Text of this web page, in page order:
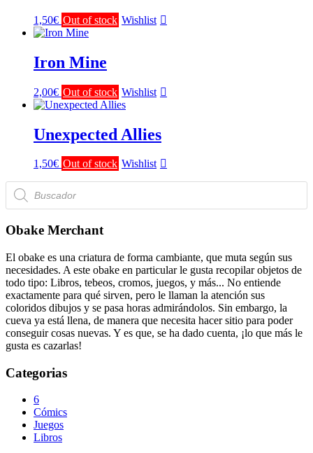
1,50€ Out of stock Wishlist
Iron Mine
2,00€ Out of stock Wishlist
Unexpected Allies
1,50€ Out of stock Wishlist
Búsqueda
de
productos
Obake Merchant
El obake es una criatura de forma cambiante, que muta según sus
necesidades. A este obake en particular le gusta recopilar objetos de
todo tipo: Libros, tebeos, cromos, juegos, y más... No entiende
exactamente para qué sirven, pero le llaman la atención sus
coloridos dibujos y se pasa horas admirándolos. Sin embargo, la
cueva ya está llena, de manera que necesita hacer sitio para poder
conseguir cosas nuevas. Y es que, se ha dado cuenta, ¡lo que más le
gusta es cazarlas!
Categorias
6
Cómics
Juegos
Libros